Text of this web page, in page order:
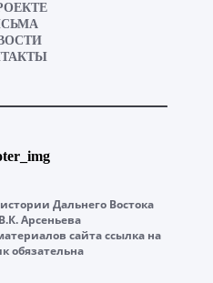
Дальнего Востока
Арсеньева
сайта ссылка на
обязательна